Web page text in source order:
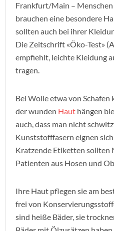
Frankfurt/Main –
brauchen eine besondere
sollten auch bei ihrer
Die Zeitschrift «Öko-Test»
empfiehlt, leichte Kleidung
tragen.
Bei Wolle etwa von Schafen
der wunden Haut hängen
auch, dass man nicht
Kunststofffasern eignen
Kratzende Etiketten sollten
Patienten aus Hosen und
Ihre Haut pflegen sie am
frei von
sind heiße Bäder, sie